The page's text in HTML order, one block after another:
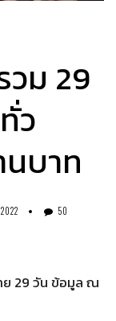
ม 29
ว
นบาท
50
ย 29 วัน ข้อมูล ณ